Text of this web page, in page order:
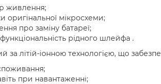
живлення;
оригінальної мікросхеми;
про заміну батареї;
рідного шлейфа .
за літій-іонною технологією, що
при навантаженні;